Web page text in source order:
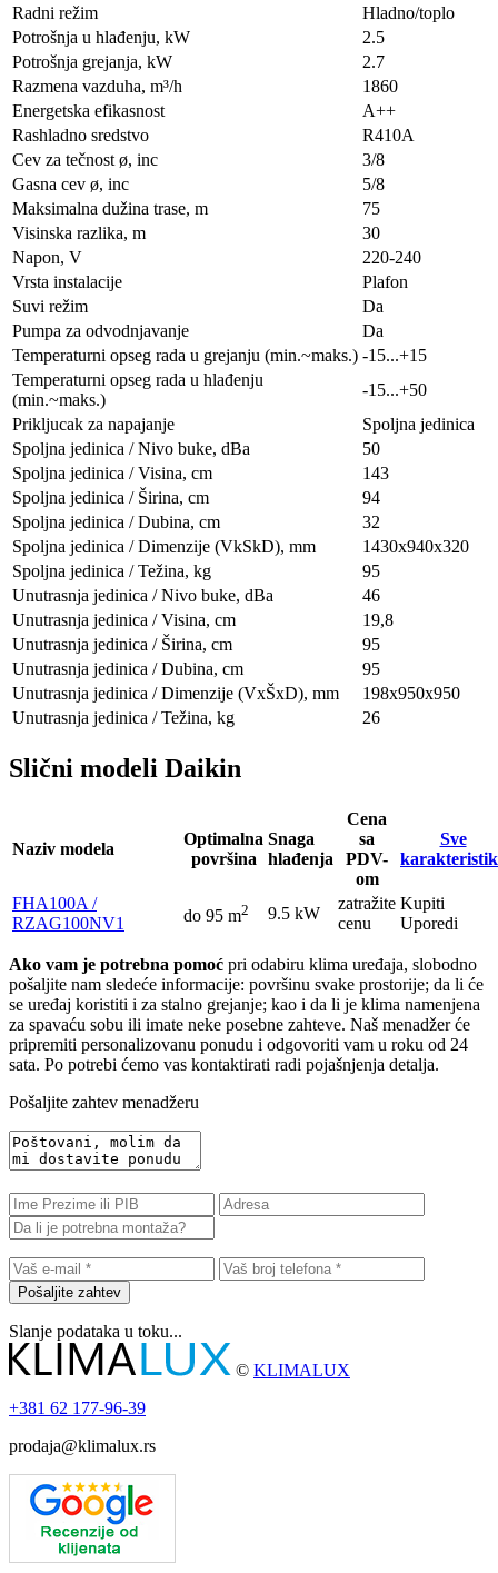
Radni režim
Hladno/toplo
Potrošnja u hlađenju, kW
2.5
Potrošnja grejanja, kW
2.7
Razmena vazduha, m³/h
1860
Energetska efikasnost
A++
Rashladno sredstvo
R410A
Cev za tečnost ø, inc
3/8
Gasna cev ø, inc
5/8
Maksimalna dužina trase, m
75
Visinska razlika, m
30
Napon, V
220-240
Vrsta instalacije
Plafon
Suvi režim
Da
Pumpa za odvodnjavanje
Da
Temperaturni opseg rada u grejanju (min.~maks.) -15...+15
Temperaturni opseg rada u hlađenju
(min.~maks.)
-15...+50
Prikljucak za napajanje
Spoljna jedinica
Spoljna jedinica / Nivo buke, dBa
50
Spoljna jedinica / Visina, сm
143
Spoljna jedinica / Širina, сm
94
Spoljna jedinica / Dubina, сm
32
Spoljna jedinica / Dimenzije (VkSkD), mm
1430x940x320
Spoljna jedinica / Težina, kg
95
Unutrasnja jedinica / Nivo buke, dBa
46
Unutrasnja jedinica / Visina, сm
19,8
Unutrasnja jedinica / Širina, сm
95
Unutrasnja jedinica / Dubina, сm
95
Unutrasnja jedinica / Dimenzije (VxŠxD), mm
198x950х950
Unutrasnja jedinica / Težina, kg
26
Slični modeli Daikin
Naziv modela
Optimalna
površina
Snaga
hlađenja
Cena
sa
PDV-
om
Sve
FHA100A /
RZAG100NV1
do 95 m2 9.5 kW
zatražite
cenu
Kupiti
Uporedi
Ako vam je potrebna pomoć pri odabiru klima uređaja, slobodno
pošaljite nam sledeće informacije: površinu svake prostorije; da li će
se uređaj koristiti i za stalno grejanje; kao i da li je klima namenjena
za spavaću sobu ili imate neke posebne zahteve. Naš menadžer će
pripremiti personalizovanu ponudu i odgovoriti vam u roku od 24
sata. Po potrebi ćemo vas kontaktirati radi pojašnjenja detalja.
Pošaljite zahtev menadžeru
Pošaljite zahtev
Slanje podataka u toku...
© KLIMALUX
+381 62 177-96-39
prodaja@klimalux.rs